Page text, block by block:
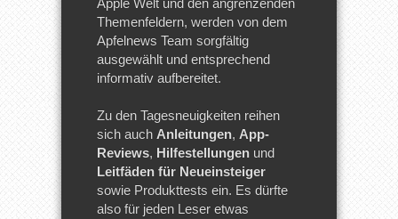
Apple Welt und den angrenzenden
Themenfeldern, werden von dem
Apfelnews Team sorgfältig
ausgewählt und entsprechend
informativ aufbereitet.
Zu den Tagesneuigkeiten reihen
sich auch Anleitungen, App-
Reviews, Hilfestellungen und
Leitfäden für Neueinsteiger
sowie Produkttests ein. Es dürfte
also für jeden Leser etwas